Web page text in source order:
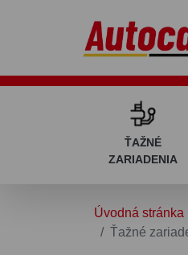
ŤAŽNÉ
ZARIADENIA
Úvodná stránka
Ťažné